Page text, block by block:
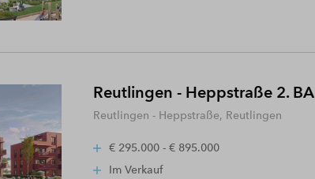
Reutlingen - Heppstraße 2. BA
Reutlingen - Heppstraße, Reutlingen
€ 295.000 - € 895.000
Im Verkauf